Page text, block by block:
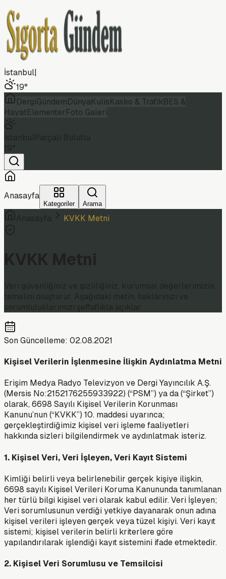
İstanbul|
19°
DergiGündemDünyaKulisKasko & TrafikBES &
HayatElementerFoto Galeri
Anasayfa
Kategoriler Arama
KVKK Metni
Son Güncelleme: 02.08.2021
Kişisel Verilerin İşlenmesine İlişkin Aydınlatma Metni
Erişim Medya Radyo Televizyon ve Dergi Yayıncılık A.Ş.
(Mersis No:2152176255933922) (“PSM”) ya da (“Şirket”)
olarak, 6698 Sayılı Kişisel Verilerin Korunması
Kanunu’nun (“KVKK”) 10. maddesi uyarınca;
gerçekleştirdiğimiz kişisel veri işleme faaliyetleri
hakkında sizleri bilgilendirmek ve aydınlatmak isteriz.
1. Kişisel Veri, Veri İşleyen, Veri Kayıt Sistemi
Kimliği belirli veya belirlenebilir gerçek kişiye ilişkin,
6698 sayılı Kişisel Verileri Koruma Kanununda tanımlanan
her türlü bilgi kişisel veri olarak kabul edilir. Veri İşleyen;
Veri sorumlusunun verdiği yetkiye dayanarak onun adına
kişisel verileri işleyen gerçek veya tüzel kişiyi. Veri kayıt
sistemi; kişisel verilerin belirli kriterlere göre
yapılandırılarak işlendiği kayıt sistemini ifade etmektedir.
2. Kişisel Veri Sorumlusu ve Temsilcisi